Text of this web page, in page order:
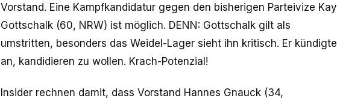
Vorstand. Eine Kampfkandidatur gegen den bisherigen Parteivize Kay
Gottschalk (60, NRW) ist möglich. DENN: Gottschalk gilt als
umstritten, besonders das Weidel-Lager sieht ihn kritisch. Er kündigte
an, kandidieren zu wollen. Krach-Potenzial!
Insider rechnen damit, dass Vorstand Hannes Gnauck (34,